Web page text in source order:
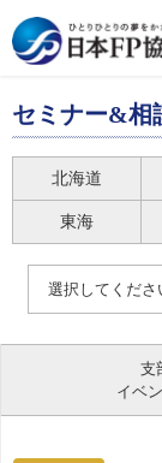
セミナー&相
北海道
東海
選択してくださ
支
イベ